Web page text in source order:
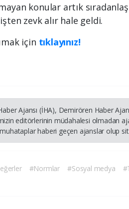
konular artık
zevk alır hale geldi.
için tıklayınız!
Ajansı (İHA), Demirören Haber
editörlerinin müdahalesi olmadan
haberi geçen ajanslar olup
#Normlar #Sosyal medya